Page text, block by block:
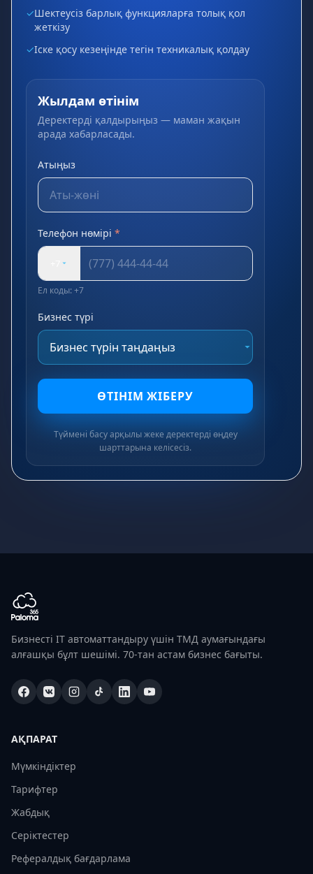
✓Шектеусіз барлық функцияларға толық қол
жеткізу
✓Іске қосу кезеңінде тегін техникалық қолдау
Жылдам өтінім
Деректерді қалдырыңыз — маман жақын
арада хабарласады.
Атыңыз
Телефон нөмірі *
Ел коды: +7
Бизнес түрі
ӨТІНІМ ЖІБЕРУ
Түймені басу арқылы жеке деректерді өңдеу
шарттарына келісесіз.
Бизнесті IT автоматтандыру үшін ТМД аумағындағы
алғашқы бұлт шешімі. 70-тан астам бизнес бағыты.
АҚПАРАТ
Мүмкіндіктер
Тарифтер
Жабдық
Серіктестер
Рефералдық бағдарлама